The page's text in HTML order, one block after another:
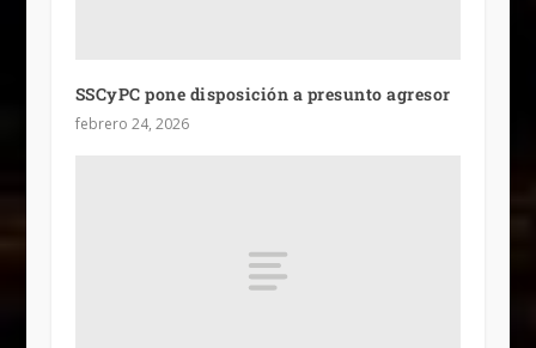
SSCyPC pone disposición a presunto agresor
febrero 24, 2026